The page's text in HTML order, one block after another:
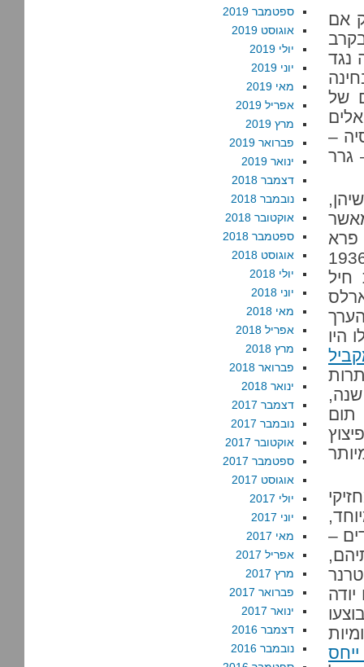
אם
נגד
של
–
גרר
פרא
בשנים 1936-1939
חיל
היו
–
ספטמבר 2019
אוגוסט 2019
יולי 2019
יוני 2019
מאי 2019
אפריל 2019
מרץ 2019
פברואר 2019
ינואר 2019
דצמבר 2018
נובמבר 2018
אוקטובר 2018
ספטמבר 2018
אוגוסט 2018
יולי 2018
יוני 2018
מאי 2018
אפריל 2018
מרץ 2018
פברואר 2018
ינואר 2018
דצמבר 2017
נובמבר 2017
אוקטובר 2017
ספטמבר 2017
אוגוסט 2017
יולי 2017
יוני 2017
מאי 2017
אפריל 2017
מרץ 2017
פברואר 2017
ינואר 2017
דצמבר 2016
נובמבר 2016